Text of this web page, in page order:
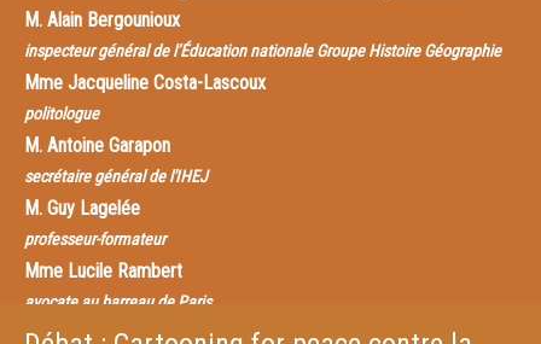
M. Alain Bergounioux
inspecteur général de l’Éducation nationale Groupe Histoire Géographie
Mme Jacqueline Costa-Lascoux
politologue
M. Antoine Garapon
secrétaire général de l'IHEJ
M. Guy Lagelée
professeur-formateur
Mme Lucile Rambert
avocate au barreau de Paris